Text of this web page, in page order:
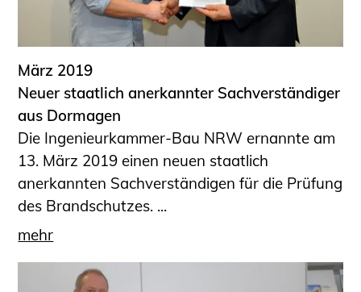
März 2019
Neuer staatlich anerkannter Sachverständiger
aus Dormagen
Die Ingenieurkammer-Bau NRW ernannte am
13. März 2019 einen neuen staatlich
anerkannten Sachverständigen für die Prüfung
des Brandschutzes. ...
mehr